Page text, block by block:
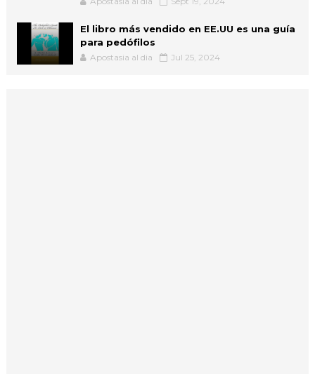
El libro más vendido en EE.UU es una guía
para pedófilos
Apostasia al dia Jul 25, 2024